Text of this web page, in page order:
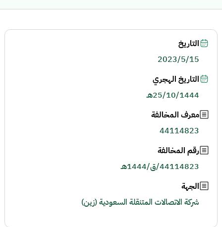
التاريخ
2023/5/15
التاريخ الهجري
25/10/1444هـ
معرف المخالفة
44114823
رقم المخالفة
44114823/ق/1444هـ
الجهة
شركة الاتصالات المتنقلة السعودية (زين)